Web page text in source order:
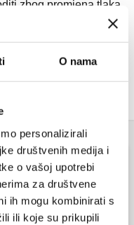
O nama
personalizirali
društvenih medija i
o vašoj upotrebi
za društvene
ih mogu kombinirati s
ili koje su prikupili
zbog promjena tlaka
povratni tok vode.
za distribuciju vode,
nepovratnim